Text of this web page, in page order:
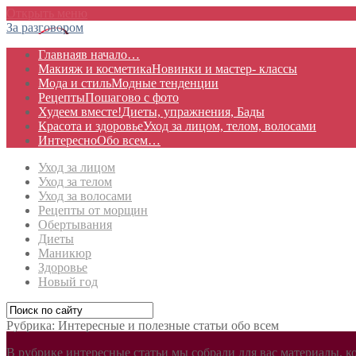
За разговором
Главнаяв начало…
Макияж и косметикаНовинки и мастер- классы
Мода и стильМодные тенденции
РецептыПошагово с фото
Худеем вместе!Диеты, упражнения, Бады
Красота и здоровьеУход за лицом, телом, волосами
ИнтересноОбо всем…
Уход за лицом
Уход за телом
Уход за волосами
Рецепты от морщин
Обертывания
Диеты
Маникюр
Здоровье
Новый год
Рубрика: Интересные и полезные статьи обо всем
В рубрике интересные статьи мы собрали для вас материалы,